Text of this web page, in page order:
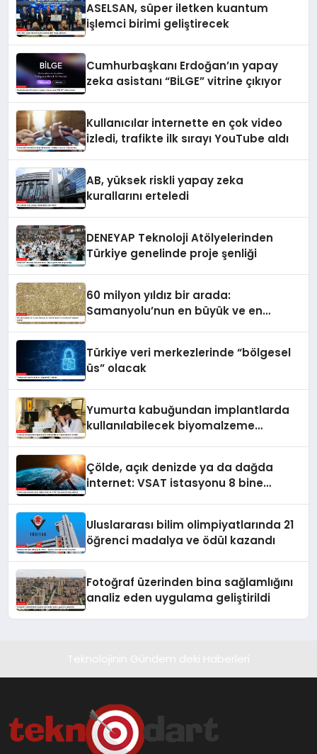
ASELSAN, süper iletken kuantum
işlemci birimi geliştirecek
Cumhurbaşkanı Erdoğan’ın yapay
zeka asistanı “BİLGE” vitrine çıkıyor
Kullanıcılar internette en çok video
izledi, trafikte ilk sırayı YouTube aldı
AB, yüksek riskli yapay zeka
kurallarını erteledi
DENEYAP Teknoloji Atölyelerinden
Türkiye genelinde proje şenliği
60 milyon yıldız bir arada:
Samanyolu’nun en büyük ve en
Türkiye veri merkezlerinde “bölgesel
üs” olacak
Yumurta kabuğundan implantlarda
kullanılabilecek biyomalzeme
Çölde, açık denizde ya da dağda
internet: VSAT istasyonu 8 bine
Uluslararası bilim olimpiyatlarında 21
öğrenci madalya ve ödül kazandı
Fotoğraf üzerinden bina sağlamlığını
analiz eden uygulama geliştirildi